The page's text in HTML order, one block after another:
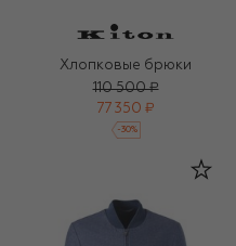
Хлопковые брюки
110 500 ₽
77 350 ₽
-30%